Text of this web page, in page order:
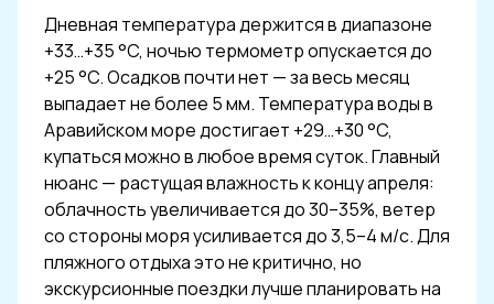
Дневная температура держится в диапазоне
+33…+35 °C, ночью термометр опускается до
+25 °C. Осадков почти нет — за весь месяц
выпадает не более 5 мм. Температура воды в
Аравийском море достигает +29…+30 °C,
купаться можно в любое время суток. Главный
нюанс — растущая влажность к концу апреля:
облачность увеличивается до 30–35%, ветер
со стороны моря усиливается до 3,5–4 м/с. Для
пляжного отдыха это не критично, но
экскурсионные поездки лучше планировать на